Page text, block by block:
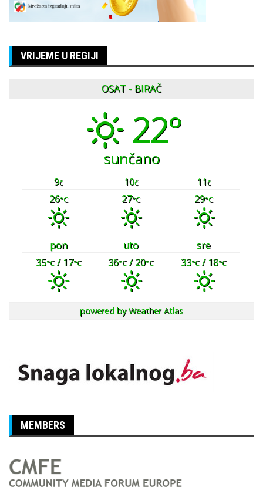
VRIJEME U REGIJI
OSAT - BIRAČ
22°
sunčano
9č 10č 11č
26°C 27°C 29°C
pon uto
sre
35°C/ 17°C 36°C/ 20°C 33°C/ 18°C
powered byWeather Atlas
MEMBERS